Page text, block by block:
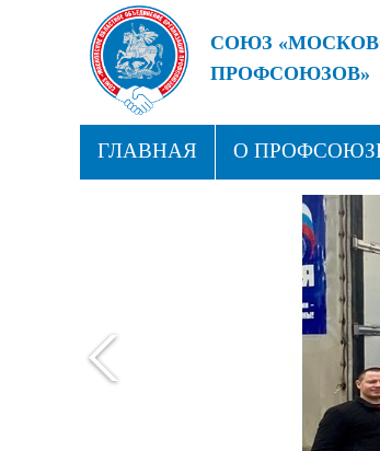
СОЮЗ
ПРОФСОЮЗОВ»
ГЛАВНАЯ О
ПРОФСОЮЗНЫЕ